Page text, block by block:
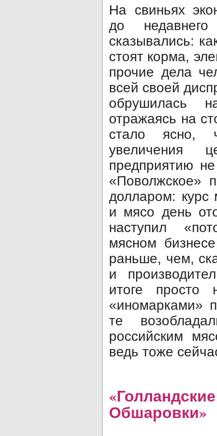
На свиньях
до
сказывались:
стоят корма,
прочие дела
всей своей
обрушилась
отражаясь на
стало ясно,
предприятию
«Поволжское»
долларом:
и мясо день
наступил
мясном
раньше, чем,
и
итоге просто
«иномарками»
те
российским
ведь тоже
Обшаровки»